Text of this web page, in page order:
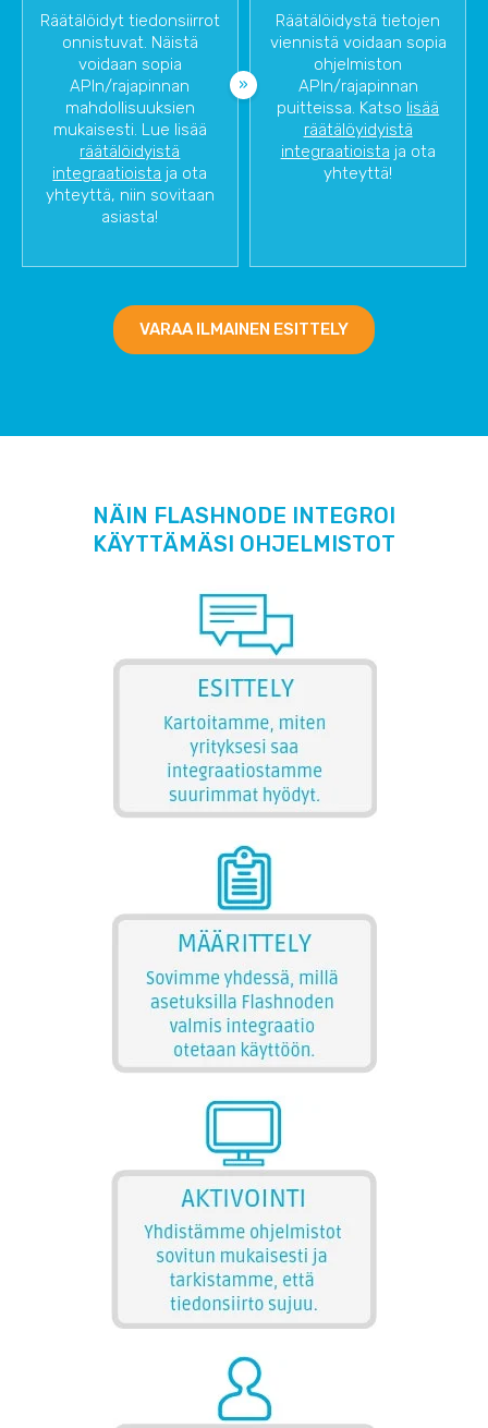
Räätälöidyt tiedonsiirrot
onnistuvat. Näistä
voidaan sopia
APIn/rajapinnan
mahdollisuuksien
mukaisesti. Lue lisää
räätälöidyistä
integraatioista ja ota
yhteyttä, niin sovitaan
asiasta!
Räätälöidystä tietojen
viennistä voidaan sopia
ohjelmiston
APIn/rajapinnan
puitteissa. Katso lisää
räätälöyidyistä
integraatioista ja ota
yhteyttä!
VARAA ILMAINEN ESITTELY
NÄIN FLASHNODE INTEGROI
KÄYTTÄMÄSI OHJELMISTOT